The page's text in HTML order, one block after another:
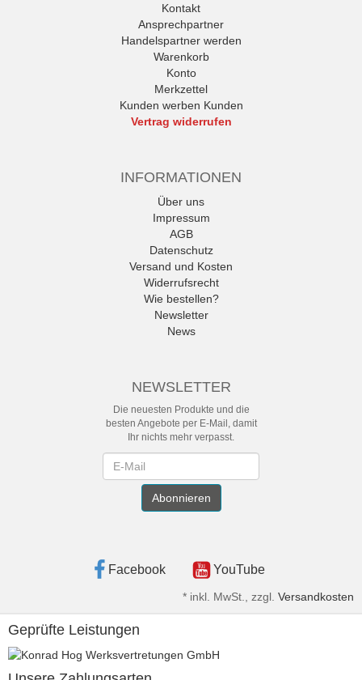
Kontakt
Ansprechpartner
Handelspartner werden
Warenkorb
Konto
Merkzettel
Kunden werben Kunden
Vertrag widerrufen
INFORMATIONEN
Über uns
Impressum
AGB
Datenschutz
Versand und Kosten
Widerrufsrecht
Wie bestellen?
Newsletter
News
NEWSLETTER
Die neuesten Produkte und die
besten Angebote per E-Mail, damit
Ihr nichts mehr verpasst.
Abonnieren
Facebook YouTube
* inkl. MwSt., zzgl. Versandkosten
Geprüfte Leistungen